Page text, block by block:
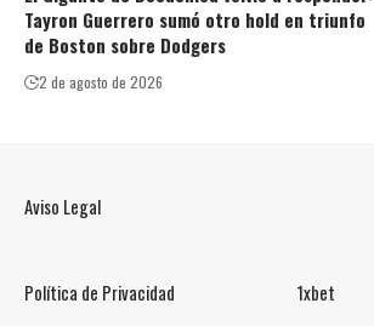
Tayron Guerrero sumó otro hold en triunfo
de Boston sobre Dodgers
2 de agosto de 2026
Aviso Legal
Política de Privacidad 1xbet